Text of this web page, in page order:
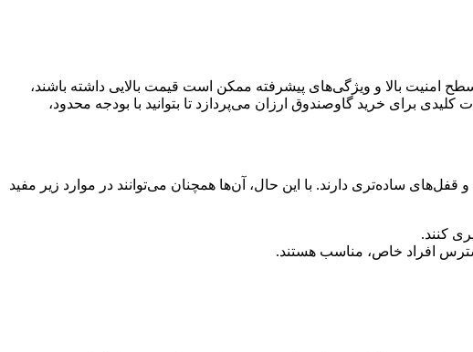
امنیت بالا و ویژگی‌های پیشرفته ممکن است قیمت بالایی داشته باشند،
برای خرید گاوصندوق ارزان می‌پردازد تا بتوانید با بودجه محدود،
ساده‌تری دارند. با این حال، آن‌ها همچنان می‌توانند در موارد زیر مفید
کنند.
افراد خاص، مناسب هستند.